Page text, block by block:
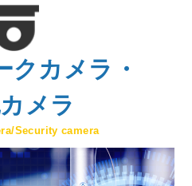
クカメラ・
メラ
Security camera